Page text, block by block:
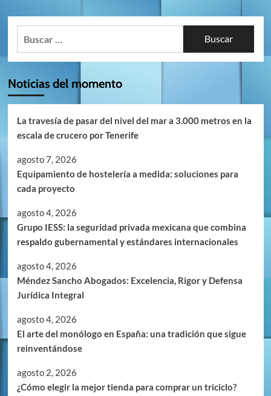
Noticias del momento
La travesía de pasar del nivel del mar a 3.000 metros en la
escala de crucero por Tenerife
agosto 7, 2026
Equipamiento de hostelería a medida: soluciones para
cada proyecto
agosto 4, 2026
Grupo IESS: la seguridad privada mexicana que combina
respaldo gubernamental y estándares internacionales
agosto 4, 2026
Méndez Sancho Abogados: Excelencia, Rigor y Defensa
Jurídica Integral
agosto 4, 2026
El arte del monólogo en España: una tradición que sigue
reinventándose
agosto 2, 2026
¿Cómo elegir la mejor tienda para comprar un triciclo?